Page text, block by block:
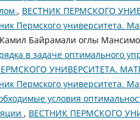
, ВЕСТНИК ПЕРМСКОГО
Пермского университета.
Байрамали оглы
в задаче оптимального
УНИВЕРСИТЕТА.
Пермского университета.
условия
, ВЕСТНИК ПЕРМСКОГО